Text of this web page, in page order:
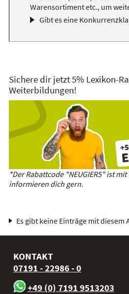
Warensortiment etc., um
Gibt es eine
Sichere dir jetzt 5% Lexikon-
Weiterbildungen!
*Der Rabattcode "NEUGIER5" ist
informieren dich gern.
Es gibt keine Einträge mit diesem
KONTAKT
07191 - 22986 - 0
+49 (0) 7191 9513203